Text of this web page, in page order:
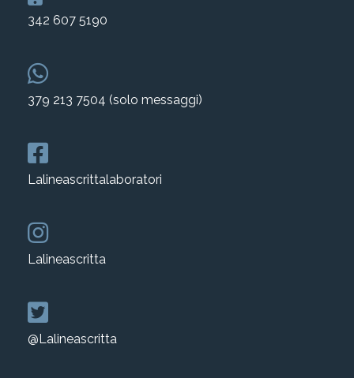
342 607 5190
379 213 7504 (solo messaggi)
Lalineascrittalaboratori
Lalineascritta
@Lalineascritta